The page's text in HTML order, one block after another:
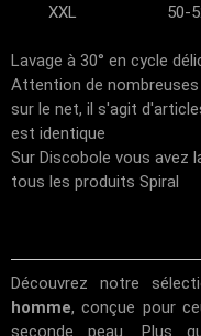
XXL
50-
Lavage à 30° en cycle
Attention de
sur le net, il s'agit
est identique
Sur Discobole vous avez
tous les produits Spiral
Découvrez notre
homme, conçue pour
seconde peau. Plus